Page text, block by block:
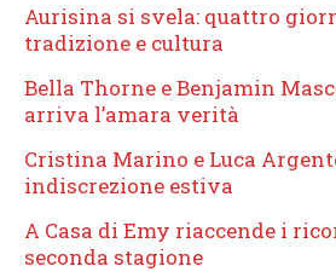
Aurisina si svela: quattro
tradizione e cultura
Bella Thorne e Benjamin
arriva l’amara verità
Cristina Marino e Luca
indiscrezione estiva
A Casa di Emy riaccende i
seconda stagione